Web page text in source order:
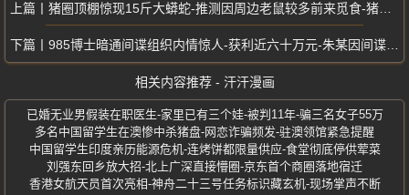
猪圈顶棚惊现15斤大蟒蛇-推测因周边老鼠较多前来觅食-猪群全程淡定睡觉
985博士暗通间谍组织内情惊人-获利近六十万元-朱某因间谍罪获刑十五年
相关内容推荐 - 汗汗漫画
已婚无业男假装在职医生-家里已有三个娃-被判11年-骗三名女子55万
多名中国留学生在澳惨中杀猪盘-网恋诈骗频发-驻澳领馆紧急提醒
中国留学生印度亲历能源危机-连烤饼都限量供应-食堂彻底停供荤菜
刘强东回乡放大招-北上广深直接懵圈-京东首个商圈落地宿迁
香港女航天员首次亮相-神舟二十三号任务标识藏玄机-现场掌声不断